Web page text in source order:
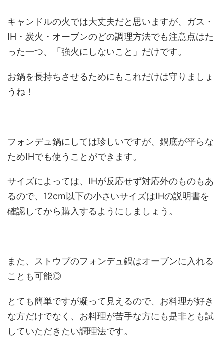
キャンドルの火では大丈夫だと思いますが、ガス・
IH・炭火・オーブンのどの調理方法でも注意点はた
った一つ、「強火にしないこと」だけです。
お鍋を長持ちさせるためにもこれだけは守りましょ
うね！
フォンデュ鍋にしては珍しいですが、鍋底が平らな
ためIHでも使うことができます。
サイズによっては、IHが反応せず対応外のものもあ
るので、12cm以下の小さいサイズはIHの説明書を
確認してから購入するようにしましょう。
また、ストウブのフォンデュ鍋はオーブンに入れる
ことも可能◎
とても簡単ですが凝って見えるので、お料理が好き
な方だけでなく、お料理が苦手な方にも是非とも試
していただきたい調理法です。